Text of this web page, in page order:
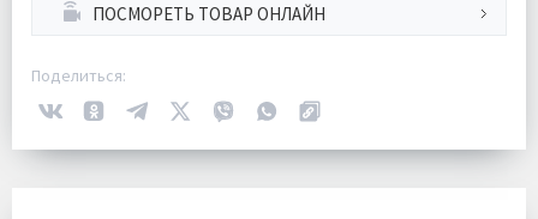
ПОСМОРЕТЬ ТОВАР ОНЛАЙН
Поделиться: